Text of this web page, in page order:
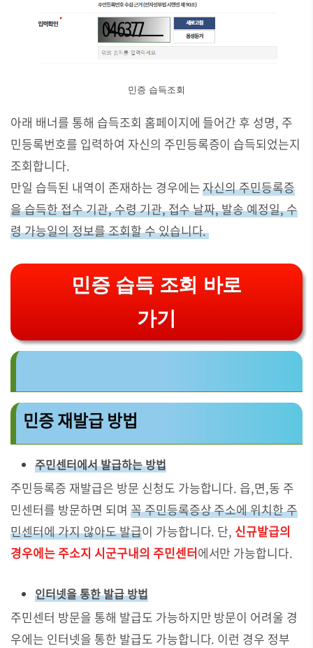
민증 습득조회
아래 배너를 통해 습득조회 홈페이지에 들어간 후 성명, 주
민등록번호를 입력하여 자신의 주민등록증이 습득되었는지
조회합니다.
만일 습득된 내역이 존재하는 경우에는자신의 주민등록증
을 습득한 접수 기관, 수령 기관, 접수 날짜, 발송 예정일, 수
령 가능일의 정보를 조회할 수 있습니다.
민증 습득 조회 바로
가기
민증 재발급 방법
주민센터에서 발급하는 방법
주민등록증 재발급은 방문 신청도 가능합니다. 읍,면,동 주
민센터를 방문하면 되며 꼭 주민등록증상 주소에 위치한 주
민센터에 가지 않아도 발급이 가능합니다. 단, 신규발급의
경우에는 주소지 시군구내의 주민센터에서만 가능합니다.
인터넷을 통한 발급 방법
주민센터 방문을 통해 발급도 가능하지만 방문이 어려울 경
우에는 인터넷을 통한 발급도 가능합니다. 이런 경우 정부